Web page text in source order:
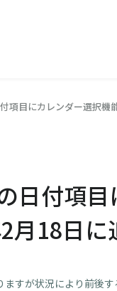
項目にカレンダー選択機
日付項
月18日
すが状況により前後す